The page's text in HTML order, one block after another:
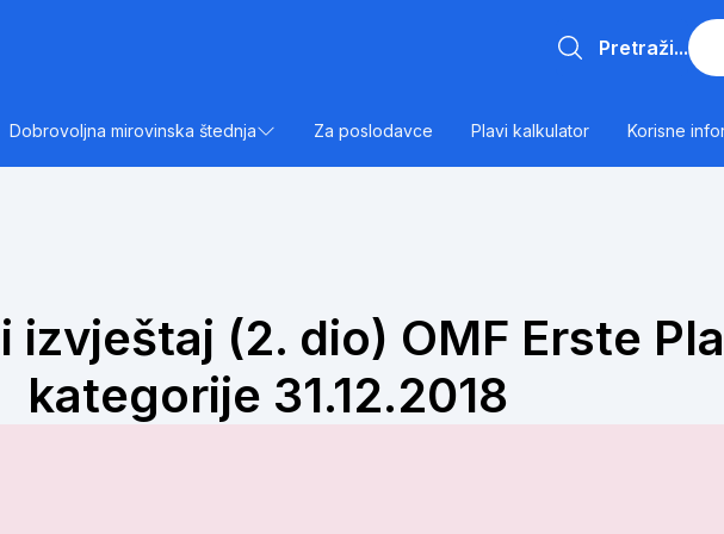
Dobrovoljna mirovinska štednja Za poslodavce Plavi kalkulator Korisne
izvještaj (2. dio) OMF Erste
kategorije 31.12.2018